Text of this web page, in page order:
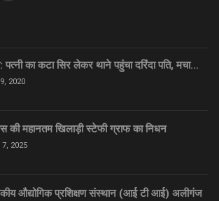
पत्नी का कटा सिर लेकर थाने पहुंचा दरिंदा पति, मचा…
2020
की महानतम खिलाड़ी स्टेफी ग्राफ का निधन
2025
औद्योगिक प्रशिक्षण संस्थान (आई टी आई) अलीगंज